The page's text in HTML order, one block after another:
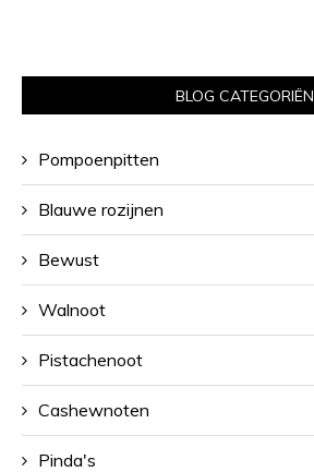
BLOG CATEGORIËN
Pompoenpitten
Blauwe rozijnen
Bewust
Walnoot
Pistachenoot
Cashewnoten
Pinda's